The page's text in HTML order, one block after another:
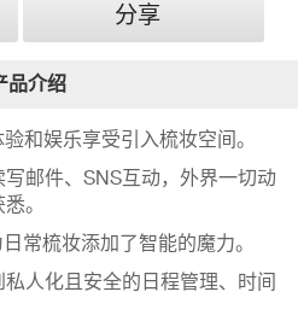
分享
和娱乐享受引入梳妆空间。
邮件、SNS互动，外界一切动
。
常梳妆添加了智能的魔力。
人化且安全的日程管理、时间